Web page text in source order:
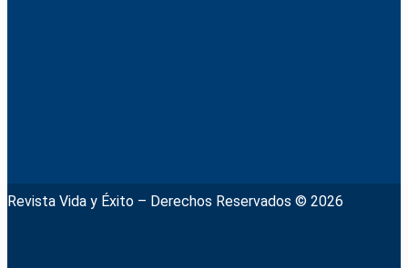
Revista Vida y Éxito – Derechos Reservados © 2026